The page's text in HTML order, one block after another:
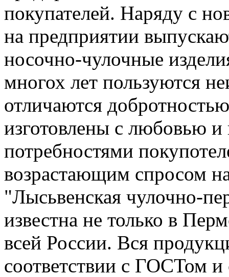
покупателей. Наряду с
на предприятии
носочно-чулочные
многох лет пользуются
отличаются
изготовлены с любовью и
потребностями
возрастающим спросом
"Лысьвенская чулочно-
известна не только в
всей России. Вся
соответствии с ГОСТом и